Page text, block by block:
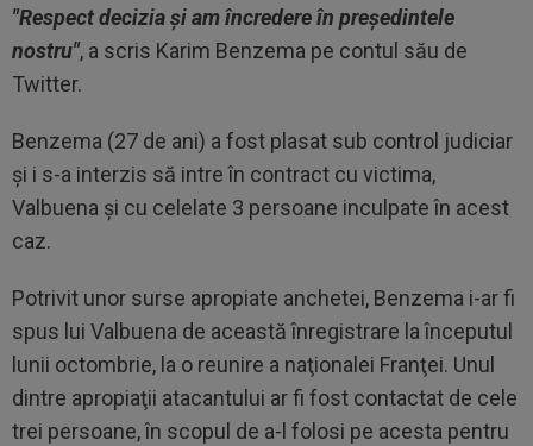
"Respect decizia și am încredere în președintele
nostru", a scris Karim Benzema pe contul său de
Twitter.
Benzema (27 de ani) a fost plasat sub control judiciar
şi i s-a interzis să intre în contract cu victima,
Valbuena şi cu celelate 3 persoane inculpate în acest
caz.
Potrivit unor surse apropiate anchetei, Benzema i-ar fi
spus lui Valbuena de această înregistrare la începutul
lunii octombrie, la o reunire a naţionalei Franţei. Unul
dintre apropiaţii atacantului ar fi fost contactat de cele
trei persoane, în scopul de a-l folosi pe acesta pentru